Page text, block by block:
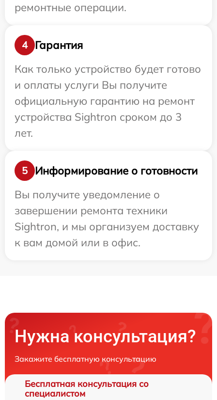
ремонтные операции.
4
Гарантия
Как только устройство будет готово
и оплаты услуги Вы получите
официальную гарантию на ремонт
устройства Sightron сроком до 3
лет.
5
Информирование о готовности
Вы получите уведомление о
завершении ремонта техники
Sightron, и мы организуем доставку
к вам домой или в офис.
Нужна консультация?
Закажите бесплатную консультацию
Бесплатная консультация со
специалистом